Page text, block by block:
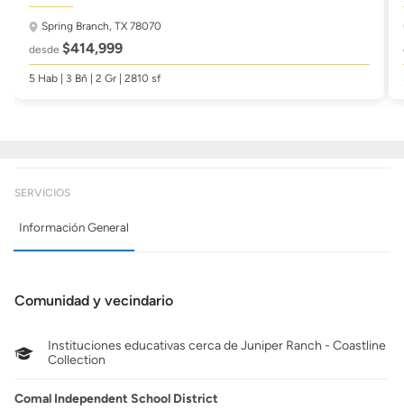
Spring Branch, TX 78070
desde $414,999
5 Hab | 3 Bñ | 2 Gr | 2810 sf
SERVICIOS
Información General
Comunidad y vecindario
Instituciones educativas cerca de Juniper Ranch - Coastline
Collection
Comal Independent School District